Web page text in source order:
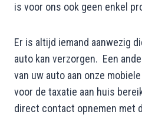
is voor ons ook geen enkel
Er is altijd iemand aanwezig
auto kan verzorgen. Een
van uw auto aan onze
voor de taxatie aan huis
direct contact opnemen met